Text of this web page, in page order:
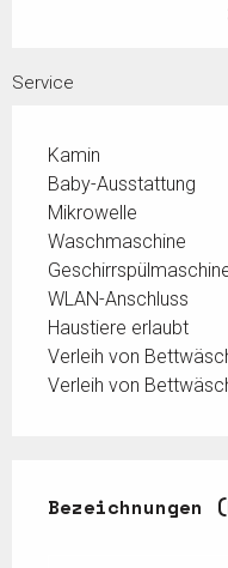
Service
Kamin
Baby-Ausstattung
Mikrowelle
Waschmaschine
WLAN-Anschluss
Haustiere erlaubt
Verleih von
Verleih von
Bezeichnungen
Bezeichnungen